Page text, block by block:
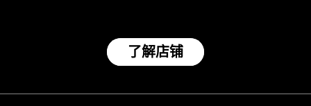
了解店铺